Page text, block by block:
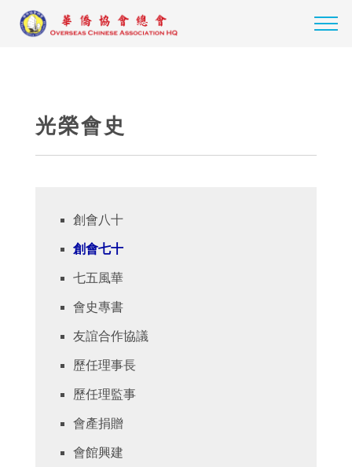
光榮會史
創會八十
創會七十
七五風華
會史專書
友誼合作協議
歷任理事長
歷任理監事
會產捐贈
會館興建